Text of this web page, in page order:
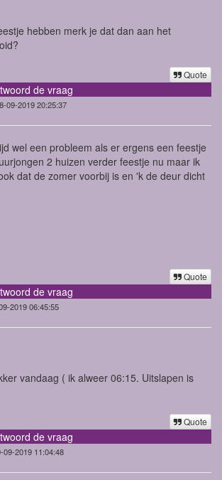
hebben merk je dat dan aan het
Quote
de vraag
09-2019 20:25:37
wel een probleem als er ergens een feestje
2 huizen verder feestje nu maar ik
dat de zomer voorbij is en 'k de deur dicht
Quote
de vraag
2019 06:45:55
vandaag ( ik alweer 06:15. Uitslapen is
Quote
de vraag
09-2019 11:04:48